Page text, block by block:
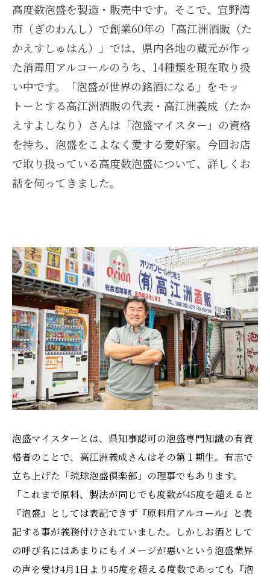
高度数泡盛を製造・販売中です。そこで、宜野湾
市（ぎのわんし）で創業60年の「高江洲酒販（た
かえすしゅはん）」では、県内各地の蔵元が作っ
た消毒用アルコールのうち、14種類を現在取り扱
い中です。「泡盛が世界の銘酒になる」をモッ
トーとする高江洲酒販の代表・高江洲義成（たか
えすよしなり）さんは「泡盛マイスター」の資格
を持ち、泡盛をこよなく愛する愛好家。今回お店
で取り扱っている高度数泡盛について、詳しくお
話を伺ってきました。
泡盛マイスターとは、県知事認可の泡盛専門知識の有資
格者のことで、高江洲義成さんはその第１期生。有志で
立ち上げた「琉球泡盛倶楽部」の理事でもあります。
「これまで原料、製法が同じでも度数が45度を超えると
『泡盛』としては表記できず『原料用アルコール』と表
記する事が義務付けされていました。しかしお酒として
の呼び名にはあまりにもイメージが悪いという泡盛業界
の声を受け4月1日より45度を超える度数であっても『泡